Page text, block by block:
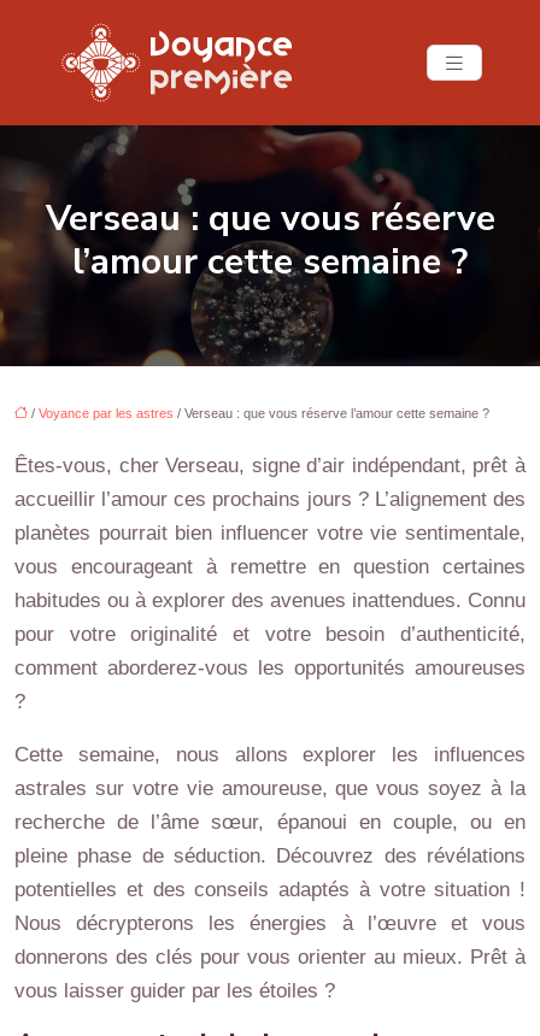
Verseau : que vous réserve
l’amour cette semaine ?
/ Voyance par les astres / Verseau : que vous réserve l’amour cette semaine ?
Êtes-vous, cher Verseau, signe d’air indépendant, prêt à
accueillir l’amour ces prochains jours ? L’alignement des
planètes pourrait bien influencer votre vie sentimentale,
vous encourageant à remettre en question certaines
habitudes ou à explorer des avenues inattendues. Connu
pour votre originalité et votre besoin d’authenticité,
comment aborderez-vous les opportunités amoureuses
?
Cette semaine, nous allons explorer les influences
astrales sur votre vie amoureuse, que vous soyez à la
recherche de l’âme sœur, épanoui en couple, ou en
pleine phase de séduction. Découvrez des révélations
potentielles et des conseils adaptés à votre situation !
Nous décrypterons les énergies à l’œuvre et vous
donnerons des clés pour vous orienter au mieux. Prêt à
vous laisser guider par les étoiles ?